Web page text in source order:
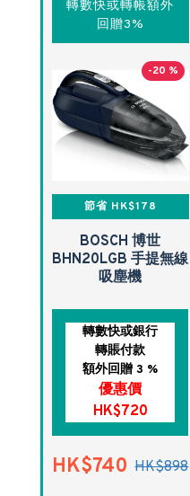
轉數快或轉帳額外
回贈3%
-20 %
節省 HK$178
BOSCH 博世
BHN20LGB 手提無線
吸塵機
轉數快或銀行
轉賬付款
額外回贈 3 %
優惠價
HK$720
HK$740 HK$898